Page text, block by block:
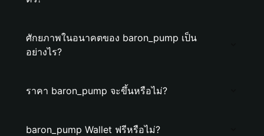
ศักยภาพในอนาคตของ baron_pump เป็น
อย่างไร?
ราคา baron_pump จะขึ้นหรือไม่?
baron_pump Wallet ฟรีหรือไม่?